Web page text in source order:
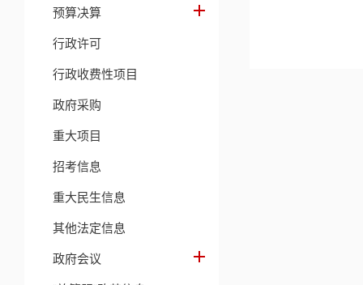
预算决算
行政许可
行政收费性项目
政府采购
重大项目
招考信息
重大民生信息
其他法定信息
政府会议